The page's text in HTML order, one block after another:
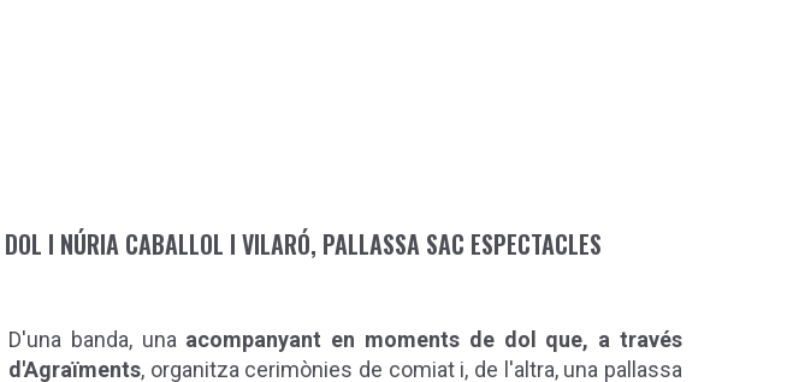
I NÚRIA CABALLOL I VILARÓ, PALLASSA SAC ESPECTACLES
D'una banda, una acompanyant en moments de dol que, a través
d'Agraïments, organitza cerimònies de comiat i, de l'altra, una pallassa